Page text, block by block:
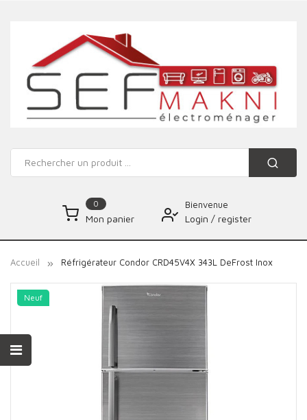
0
Mon panier
Bienvenue
Login / register
Accueil Réfrigérateur Condor CRD45V4X 343L DeFrost Inox
Neuf